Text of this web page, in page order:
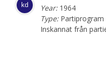
kd Year:1964
Type:Partiprogram
Inskannat från